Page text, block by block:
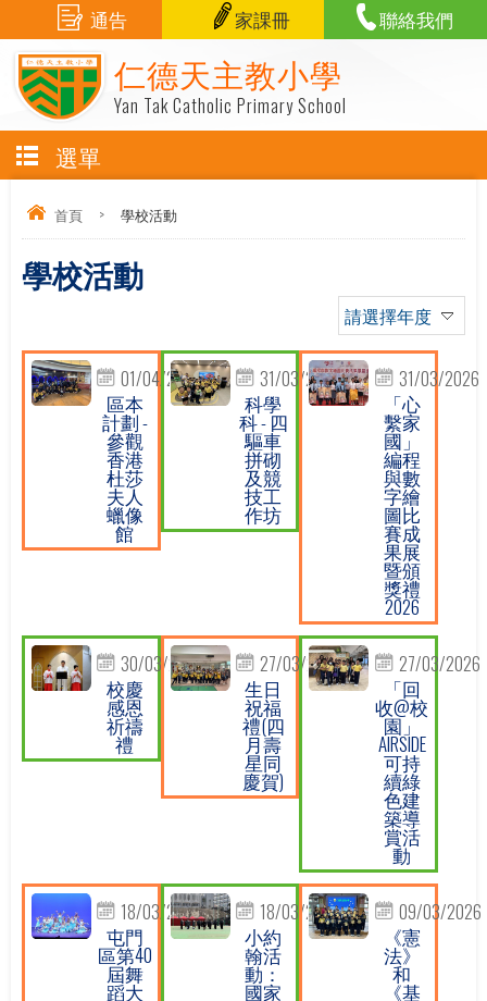
仁德天主教小學
Yan Tak Catholic Primary School
通告 家課冊 聯絡我們
選單
首頁 > 學校活動
學校活動
請選擇年度
01/04/2026
區本
計劃 -
參觀
香港
杜莎
夫人
蠟像
館
31/03/2026
科學
科 - 四
驅車
拼砌
及競
技工
作坊
31/03/2026
「心
繫家
國」
編程
與數
字繪
圖比
賽成
果展
暨頒
獎禮
2026
30/03/2026
校慶
感恩
祈禱
禮
27/03/2026
生日
祝福
禮(四
月壽
星同
慶賀)
27/03/2026
「回
收@校
園」
AIRSIDE
可持
續綠
色建
築導
賞活
動
18/03/2026
屯門
區第40
屆舞
蹈大
18/03/2026
小約
翰活
動：
國家
09/03/2026
《憲
法》
和
《基